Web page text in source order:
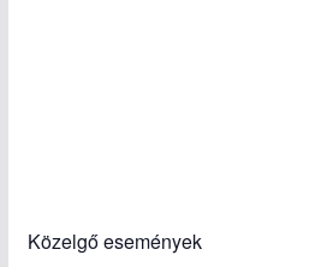
Közelgő események